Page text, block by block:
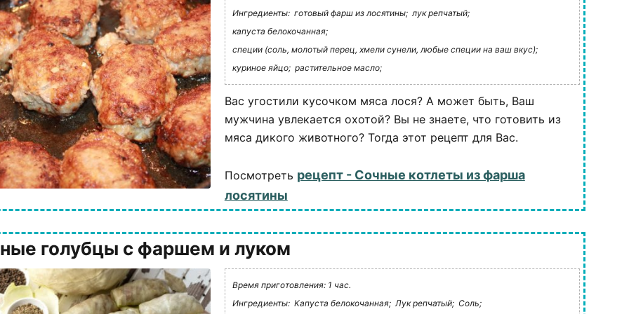
Ингредиенты: готовый фарш из лосятины; лук репчатый;
капуста белокочанная;
специи (соль, молотый перец, хмели сунели, любые специи на ваш вкус);
куриное яйцо; растительное масло;
Вас угостили кусочком мяса лося? А может быть, Ваш
мужчина увлекается охотой? Вы не знаете, что готовить из
мяса дикого животного? Тогда этот рецепт для Вас.
Посмотреть рецепт - Сочные котлеты из фарша
лосятины
голубцы с фаршем и луком
Время приготовления: 1 час.
Ингредиенты: Капуста белокочанная; Лук репчатый; Соль;